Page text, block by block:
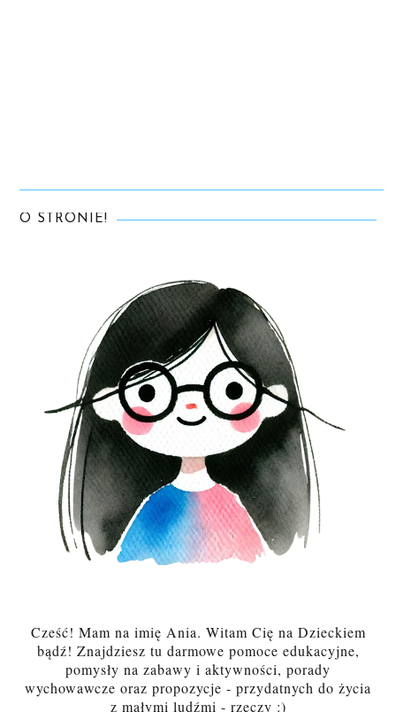
O STRONIE!
Cześć! Mam na imię Ania. Witam Cię na Dzieckiem
bądź! Znajdziesz tu darmowe pomoce edukacyjne,
pomysły na zabawy i aktywności, porady
wychowawcze oraz propozycje - przydatnych do życia
z małymi ludźmi - rzeczy :)